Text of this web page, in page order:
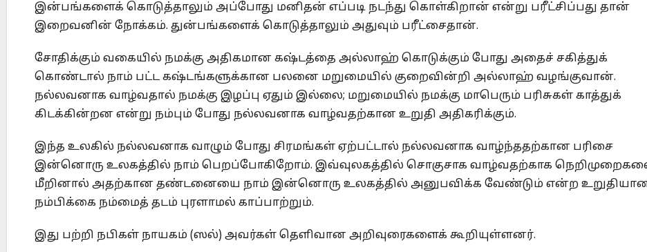
இன்பங்களைக் கொடுத்தாலும் அப்போது மனிதன் எப்படி நடந்து கொள்கிறான் என்று பரீட்சிப்பது தான்
இறைவனின் நோக்கம். துன்பங்களைக் கொடுத்தாலும் அதுவும் பரீட்சைதான்.
சோதிக்கும் வகையில் நமக்கு அதிகமான கஷ்டத்தை அல்லாஹ் கொடுக்கும் போது அதைச் சகித்துக்
கொண்டால் நாம் பட்ட கஷ்டங்களுக்கான பலனை மறுமையில் குறைவின்றி அல்லாஹ் வழங்குவான்.
நல்லவனாக வாழ்வதால் நமக்கு இழப்பு ஏதும் இல்லை; மறுமையில் நமக்கு மாபெரும் பரிசுகள் காத்துக்
கிடக்கின்றன என்று நம்பும் போது நல்லவனாக வாழ்வதற்கான உறுதி அதிகரிக்கும்.
இந்த உலகில் நல்லவனாக வாழும் போது சிரமங்கள் ஏற்பட்டால் நல்லவனாக வாழ்ந்ததற்கான பரிசை
இன்னொரு உலகத்தில் நாம் பெறப்போகிறோம். இவ்வுலகத்தில் சொகுசாக வாழ்வதற்காக
மீறினால் அதற்கான தண்டனையை நாம் இன்னொரு உலகத்தில் அனுபவிக்க வேண்டும் என்ற
நம்பிக்கை நம்மைத் தடம் புரளாமல் காப்பாற்றும்.
இது பற்றி நபிகள் நாயகம் (ஸல்) அவர்கள் தெளிவான அறிவுரைகளைக் கூறியுள்ளனர்.